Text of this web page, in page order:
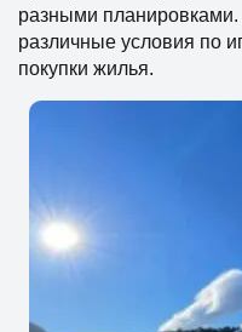
разными
различные условия по
покупки жилья.